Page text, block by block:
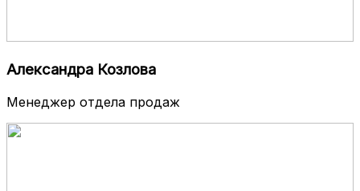
Александра Козлова
Менеджер отдела продаж